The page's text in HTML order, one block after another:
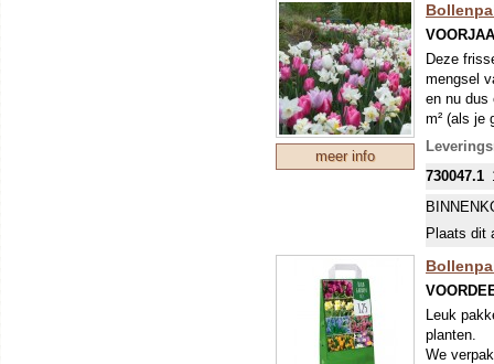
meer info
Deze
mengsel
en nu dus
m² (als je
730047.1
Plaats dit
Leuk
planten.
We